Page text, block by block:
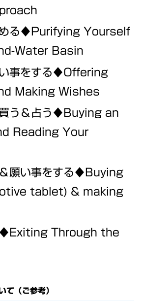
める♦Purifying Yourself
Water Basin
事をする♦Offering
Making Wishes
う＆占う♦Buying an
Reading Your
願い事をする♦Buying
tablet) & making
♦Exiting Through the
て（ご参考）